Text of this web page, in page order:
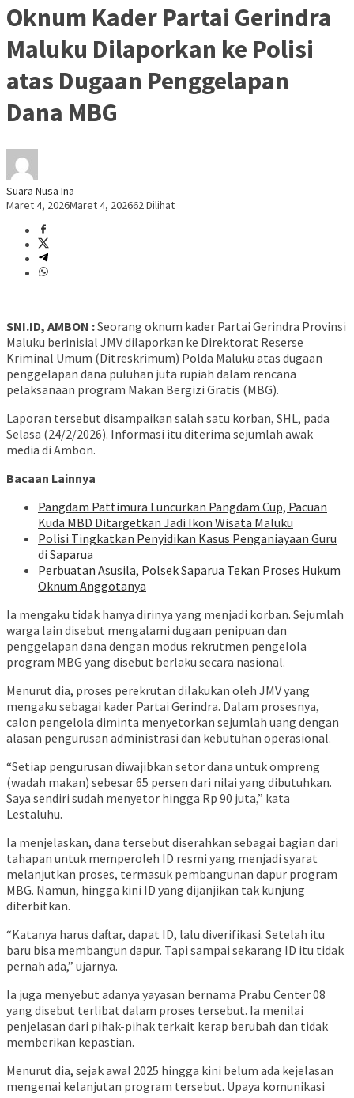
Oknum Kader Partai Gerindra
Maluku Dilaporkan ke Polisi
atas Dugaan Penggelapan
Dana MBG
Suara Nusa Ina
Maret 4, 2026Maret 4, 202662 Dilihat
SNI.ID, AMBON :Seorang oknum kader Partai Gerindra Provinsi
Maluku berinisial JMV dilaporkan ke Direktorat Reserse
Kriminal Umum (Ditreskrimum) Polda Maluku atas dugaan
penggelapan dana puluhan juta rupiah dalam rencana
pelaksanaan program Makan Bergizi Gratis (MBG).
Laporan tersebut disampaikan salah satu korban, SHL, pada
Selasa (24/2/2026). Informasi itu diterima sejumlah awak
media di Ambon.
Bacaan Lainnya
Pangdam Pattimura Luncurkan Pangdam Cup, Pacuan
Kuda MBD Ditargetkan Jadi Ikon Wisata Maluku
Polisi Tingkatkan Penyidikan Kasus Penganiayaan Guru
di Saparua
Perbuatan Asusila, Polsek Saparua Tekan Proses Hukum
Oknum Anggotanya
Ia mengaku tidak hanya dirinya yang menjadi korban. Sejumlah
warga lain disebut mengalami dugaan penipuan dan
penggelapan dana dengan modus rekrutmen pengelola
program MBG yang disebut berlaku secara nasional.
Menurut dia, proses perekrutan dilakukan oleh JMV yang
mengaku sebagai kader Partai Gerindra. Dalam prosesnya,
calon pengelola diminta menyetorkan sejumlah uang dengan
alasan pengurusan administrasi dan kebutuhan operasional.
“Setiap pengurusan diwajibkan setor dana untuk ompreng
(wadah makan) sebesar 65 persen dari nilai yang dibutuhkan.
Saya sendiri sudah menyetor hingga Rp 90 juta,” kata
Lestaluhu.
Ia menjelaskan, dana tersebut diserahkan sebagai bagian dari
tahapan untuk memperoleh ID resmi yang menjadi syarat
melanjutkan proses, termasuk pembangunan dapur program
MBG. Namun, hingga kini ID yang dijanjikan tak kunjung
diterbitkan.
“Katanya harus daftar, dapat ID, lalu diverifikasi. Setelah itu
baru bisa membangun dapur. Tapi sampai sekarang ID itu tidak
pernah ada,” ujarnya.
Ia juga menyebut adanya yayasan bernama Prabu Center 08
yang disebut terlibat dalam proses tersebut. Ia menilai
penjelasan dari pihak-pihak terkait kerap berubah dan tidak
memberikan kepastian.
Menurut dia, sejak awal 2025 hingga kini belum ada kejelasan
mengenai kelanjutan program tersebut. Upaya komunikasi